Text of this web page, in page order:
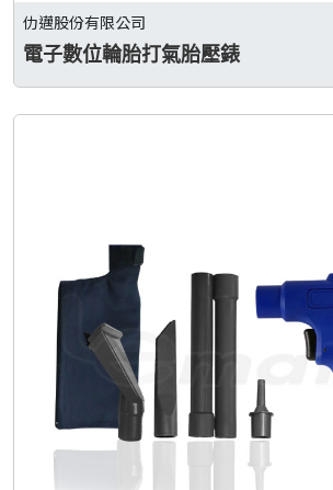
仂邁股份有限公司
電子數位輪胎打氣胎壓錶